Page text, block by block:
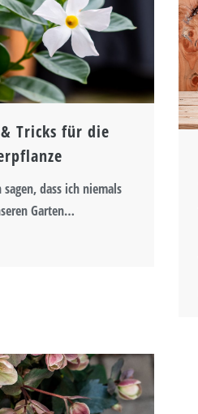
Tricks für die
dass ich niemals
Garten…